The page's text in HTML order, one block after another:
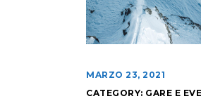
MARZO 23, 2021
CATEGORY: GARE E